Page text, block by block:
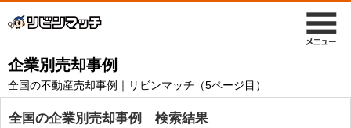
全国の不動産売却事例｜リビンマッチ（5ページ目）
企業別売却事例
全国の企業別売却事例 検索結果